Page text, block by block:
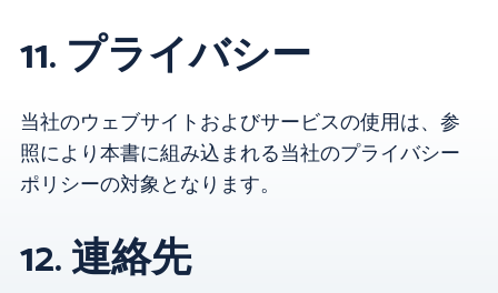
11. プライバシー
当社のウェブサイトおよびサービスの使用は、参
照により本書に組み込まれる当社のプライバシー
ポリシーの対象となります。
12. 連絡先